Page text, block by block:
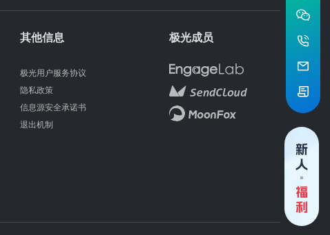
其他信息
极光用户服务协议
隐私政策
信息源安全承诺书
退出机制
极光成员